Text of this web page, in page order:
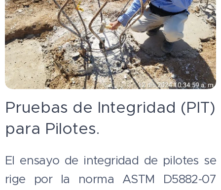
Pruebas de Integridad (PIT)
para Pilotes.
El ensayo de integridad de pilotes se
rige por la norma ASTM D5882-07